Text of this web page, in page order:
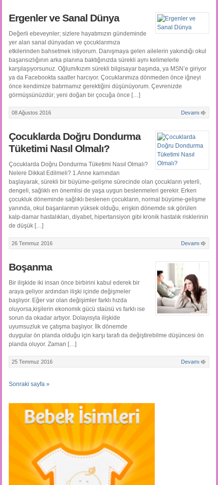
Ergenler ve Sanal Dünya
Değerli ebeveynler; sizlere hayatımızın gündeminde
yer alan sanal dünyadan ve çocuklarımıza
etkilerinden bahsetmek istiyorum. Danışmaya gelen ailelerin yakındığı okul
başarısızlığının arka planına baktığınızda sürekli aynı kelimelerle
karşılaşıyorsunuz. Oğlum/kızım sürekli bilgisayar başında, ya MSN’e giriyor
ya da Facebookta saatler harcıyor. Çocuklarımıza dönmeden önce iğneyi
önce kendimize batırmamız gerektiğini düşünüyorum. Çevrenizde
görmüşsünüzdür; yeni doğan bir çocuğa önce […]
08 Ağustos 2016 Devamı
Çocuklarda Doğru Dondurma
Tüketimi Nasıl Olmalı?
Çocuklarda Doğru Dondurma Tüketimi Nasıl Olmalı?
Nelere Dikkat Edilmeli? 1.Anne karnından
başlayarak, sürekli bir büyüme-gelişme sürecinde olan çocukların yeterli,
dengeli, sağlıklı en önemlisi de yaşa uygun beslenmeleri gerekir. Erken
çocukluk döneminde sağlıklı beslenen çocukların, normal büyüme-gelişme
yanında, okul başarılarının yüksek olduğu, erişkin dönemde sık görülen
kalp-damar hastalıkları, diyabet, hipertansiyon gibi kronik hastalık risklerinin
de düşük […]
26 Temmuz 2016 Devamı
Boşanma
Bir ilişkide iki insan önce birbirini kabul ederek bir
araya geliyor ardından ilişki içinde değişmeler
başlıyor. Eğer var olan değişimler farklı hızda
oluyorsa,kişilerin ekonomik gücü staüsü vs farklı ise
sorun da okadar artıyor. Dolayısyla ilişkide
uyumsuzluk ve çatışma başlıyor. İlk dönemde
duygular ön planda olduğu için karşı tarafı da değiştirebilme düşüncesi ön
planda oluyor. Zaman […]
25 Temmuz 2016 Devamı
Sonraki sayfa »